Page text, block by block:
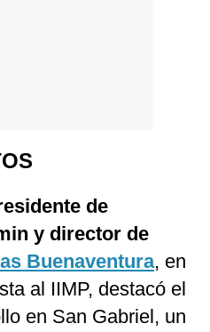
de
y director de
Buenaventura, en
al IIMP, destacó el
en San Gabriel, un